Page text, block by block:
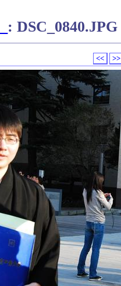
: DSC_0840.JPG
<< >>